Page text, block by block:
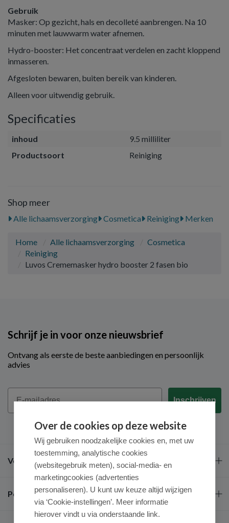
Gebruik
Masker: Op gezicht, hals en decolleté aanbrengen. Na 10
minuten met lauwwarm water afnemen.
Hydro-booster: Het concentraat verdelen en zacht kloppend
inmasseren.
Afgesloten bewaren, buiten bereik van kinderen.
Alleen voor uitwendig gebruik.
Specificaties
inhoud
9.5 milliliter
Productsoort
Reiniging
Shop meer
Alle lichaamsverzorging Cosmetica Reiniging Merken
Home Alle lichaamsverzorging
Cosmetica
Reiniging
Luvos Crememasker hydro booster 2 fasen bio
Schrijf je in voor onze nieuwsbrief
Ontvang als eerste de beste aanbiedingen en persoonlijk
advies
Email
Inschrijven
Veel gestelde vragen
Populaire merken
Over de cookies op deze website
Wij gebruiken noodzakelijke cookies en, met uw
toestemming, analytische cookies
(websitegebruik meten), social-media- en
marketingcookies (advertenties
personaliseren). U kunt uw keuze altijd wijzigen
via ‘Cookie-instellingen’. Meer informatie
hierover vindt u via onderstaande link.